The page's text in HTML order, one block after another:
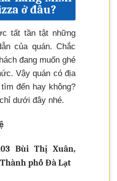
ở đâu?
tất tần tật những
của quán. Chắc
đang muốn ghé
Vậy quán có địa
đến hay không?
dưới đây nhé.
Bùi Thị Xuân,
phố Đà Lạt